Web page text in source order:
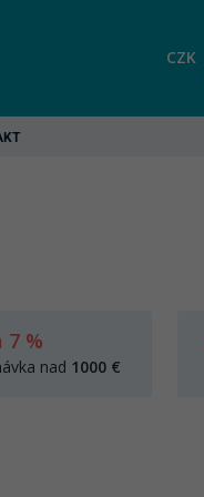
CZK
7 %
nad 1000 €